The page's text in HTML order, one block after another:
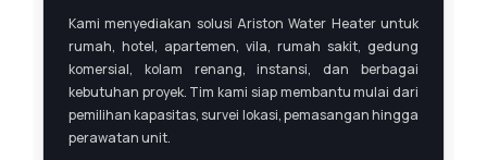
Kami menyediakan solusi Ariston Water Heater untuk
rumah, hotel, apartemen, vila, rumah sakit, gedung
komersial, kolam renang, instansi, dan berbagai
kebutuhan proyek. Tim kami siap membantu mulai dari
pemilihan kapasitas, survei lokasi, pemasangan hingga
perawatan unit.